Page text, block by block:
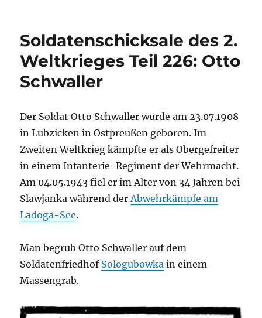
Soldatenschicksale des 2.
Weltkrieges Teil 226: Otto
Schwaller
Der Soldat Otto Schwaller wurde am 23.07.1908
in Lubzicken in Ostpreußen geboren. Im
Zweiten Weltkrieg kämpfte er als Obergefreiter
in einem Infanterie-Regiment der Wehrmacht.
Am 04.05.1943 fiel er im Alter von 34 Jahren bei
Slawjanka während derAbwehrkämpfe am
Ladoga-See.
Man begrub Otto Schwaller auf dem
Soldatenfriedhof Sologubowka in einem
Massengrab.